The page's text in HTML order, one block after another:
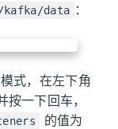
data ：
式，在左下角
按一下回车，
的值为